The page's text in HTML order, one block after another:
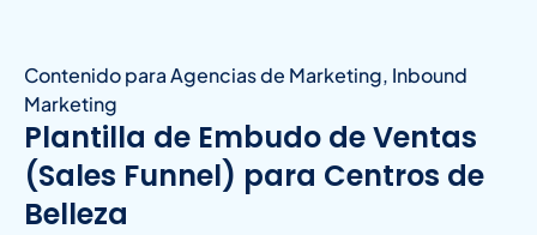
Contenido para Agencias de Marketing, Inbound
Marketing
Plantilla de Embudo de Ventas
(Sales Funnel) para Centros de
Belleza